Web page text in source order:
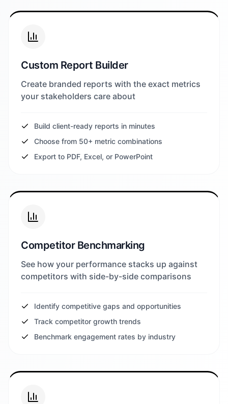
Custom Report Builder
Create branded reports with the exact metrics
your stakeholders care about
Build client-ready reports in minutes
Choose from 50+ metric combinations
Export to PDF, Excel, or PowerPoint
Competitor Benchmarking
See how your performance stacks up against
competitors with side-by-side comparisons
Identify competitive gaps and opportunities
Track competitor growth trends
Benchmark engagement rates by industry